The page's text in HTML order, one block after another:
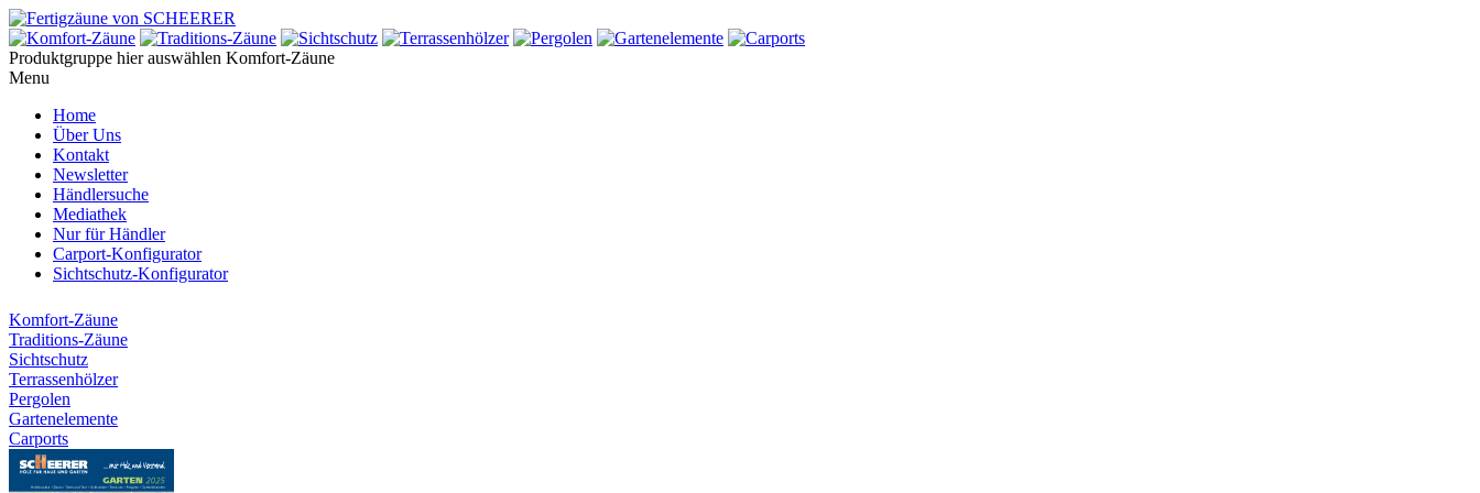
Produktgruppe hier auswählen Komfort-Zäune
Menu
Home
Über Uns
Kontakt
Newsletter
Händlersuche
Mediathek
Nur für Händler
Carport-Konfigurator
Sichtschutz-Konfigurator
Komfort-Zäune
Traditions-Zäune
Sichtschutz
Terrassenhölzer
Pergolen
Gartenelemente
Carports